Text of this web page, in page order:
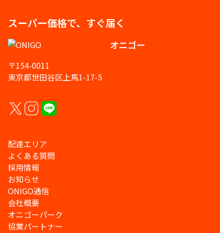
スーパー価格で、すぐ届く
オニゴー
〒154-0011
東京都世田谷区上馬1-17-5
配達エリア
よくある質問
採用情報
お知らせ
ONIGO通信
会社概要
オニゴーパーク
協業パートナー